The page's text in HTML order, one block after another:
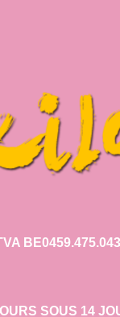
BE0459.475.043
SOUS 14